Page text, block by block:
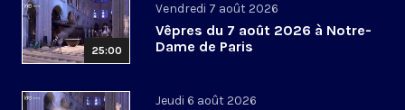
25:00
Vendredi 7 août 2026
Vêpres du 7 août 2026 à Notre-
Dame de Paris
Jeudi 6 août 2026